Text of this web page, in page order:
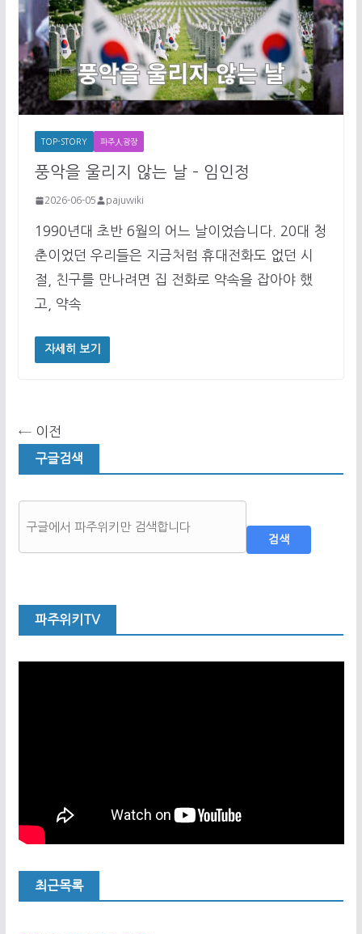
TOP-STORY 파주人광장
풍악을 울리지 않는 날 – 임인정
2026-06-05 pajuwiki
1990년대 초반 6월의 어느 날이었습니다. 20대 청
춘이었던 우리들은 지금처럼 휴대전화도 없던 시
절, 친구를 만나려면 집 전화로 약속을 잡아야 했
고, 약속
자세히 보기
← 이전
구글검색
검색
파주위키TV
최근목록